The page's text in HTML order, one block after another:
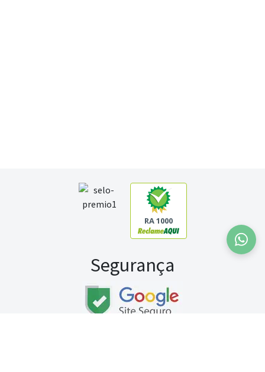
RA 1000
Segurança